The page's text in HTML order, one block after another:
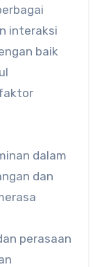
interaksi
baik
dalam
dan
perasaan